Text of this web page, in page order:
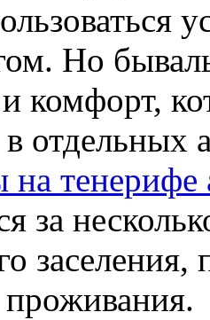
Но
комфорт,
отдельных
на тенерифе
за